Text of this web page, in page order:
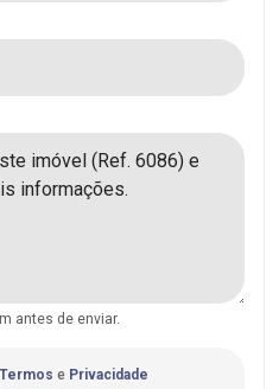
antes de enviar.
Termos e Privacidade